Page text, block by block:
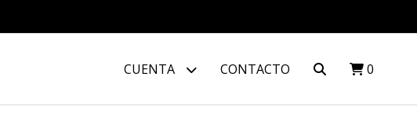
CUENTA CONTACTO 0